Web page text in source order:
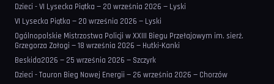
Dzieci - VI Lysecka Piątka — 20 września 2026 — Lyski
VI Lysecka Piątka — 20 września 2026 — Lyski
Ogólnopolskie Mistrzostwa Policji w XXIII Biegu Przełajowym im. sierż.
Grzegorza Załogi — 18 września 2026 — Hutki-Kanki
Beskida2026 — 25 września 2026 — Szczyrk
Dzieci - Tauron Bieg Nowej Energii — 26 września 2026 — Chorzów